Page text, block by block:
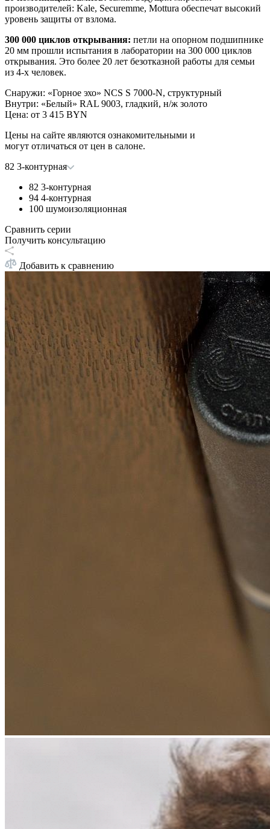
производителей: Kale, Securemme, Mottura обеспечат высокий
уровень защиты от взлома.
300 000 циклов открывания: петли на опорном подшипнике
20 мм прошли испытания в лаборатории на 300 000 циклов
открывания. Это более 20 лет безотказной работы для семьи
из 4-х человек.
Снаружи: «Горное эхо» NCS S 7000-N, структурный
Внутри: «Белый» RAL 9003, гладкий, н/ж золото
Цена: от 3 415 BYN
Цены на сайте являются ознакомительными и
могут отличаться от цен в салоне.
82 3-контурная
82 3-контурная
94 4-контурная
100 шумоизоляционная
Сравнить серии
Получить консультацию
Добавить к сравнению